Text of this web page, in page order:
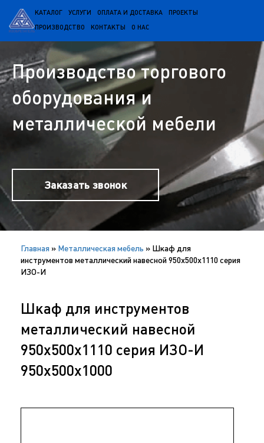
КАТАЛОГ УСЛУГИ ОПЛАТА И ДОСТАВКА ПРОЕКТЫ
ПРОИЗВОДСТВО КОНТАКТЫ О НАС
Производство торгового
оборудования и
металлической мебели
Заказать звонок
Главная » Металлическая мебель » Шкаф для
инструментов металлический навесной 950х500х1110 серия
ИЗО-И
Шкаф для инструментов
металлический навесной
950х500х1110 серия ИЗО-И
950х500х1000